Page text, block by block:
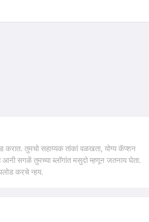
करात. तुमचो सहाय्यक तांकां वळखता, योग्य कॅप्शन
सगळें तुमच्या ब्लॉगांत मसुदो म्हणून जतनाय घेता.
करचे न्हय.